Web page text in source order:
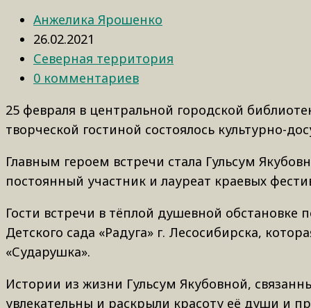
Анжелика Ярошенко
26.02.2021
Северная территория
0 комментариев
25 февраля в центральной городской
творческой гостиной состоялось культурно-
Главным героем встречи стала Гульсум
постоянный участник и лауреат краевых
Гости встречи в тёплой душевной обстановке
Детского сада «Радуга» г. Лесосибирска,
«Сударушка».
Истории из жизни Гульсум Якубовной,
увлекательны и раскрыли красоту её души и